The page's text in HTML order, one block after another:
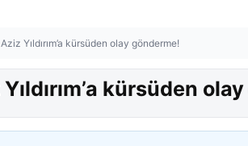
Yıldırım’a kürsüden olay gönderme!
kürsüden